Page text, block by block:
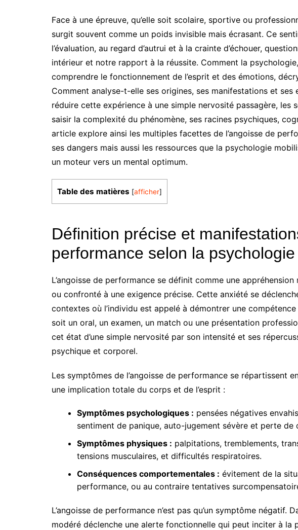
Face à une épreuve, qu’elle soit scolaire, sportive ou
surgit souvent comme un poids invisible mais écrasant. Ce
l’évaluation, au regard d’autrui et à la crainte d’échouer,
intérieur et notre rapport à la réussite. Comment la
comprendre le fonctionnement de l’esprit et des émotions,
Comment analyse-t-elle ses origines, ses manifestations et
réduire cette expérience à une simple nervosité passagère, les
saisir la complexité du phénomène, ses racines psychiques,
article explore ainsi les multiples facettes de l’angoisse de
ses dangers mais aussi les ressources que la psychologie
un moteur vers un mental optimum.
Table des matières [afficher]
Définition précise et
performance selon la
L’angoisse de performance se définit comme une appréhension
ou confronté à une exigence précise. Cette anxiété se
contextes où l’individu est appelé à démontrer une
soit un oral, un examen, un match ou une présentation
cet état d’une simple nervosité par son intensité et ses
psychique et corporel.
Les symptômes de l’angoisse de performance se répartissent
une implication totale du corps et de l’esprit :
Symptômes psychologiques : pensées négatives
sentiment de panique, auto-jugement sévère et perte de
Symptômes physiques : palpitations, tremblements,
tensions musculaires, et difficultés respiratoires.
Conséquences comportementales : évitement de la
performance, ou au contraire tentatives
L’angoisse de performance n’est pas qu’un symptôme négatif.
modéré déclenche une alerte fonctionnelle qui peut inciter à la